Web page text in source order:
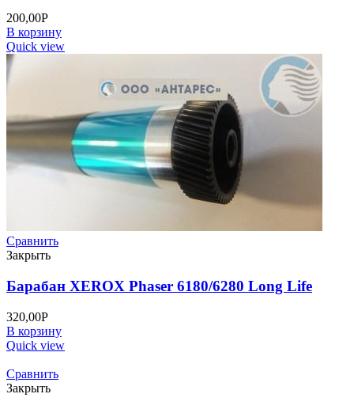
200,00Р
В корзину
Quick view
Сравнить
Закрыть
Барабан XEROX Phaser 6180/6280 Long Life
320,00Р
В корзину
Quick view
Сравнить
Закрыть